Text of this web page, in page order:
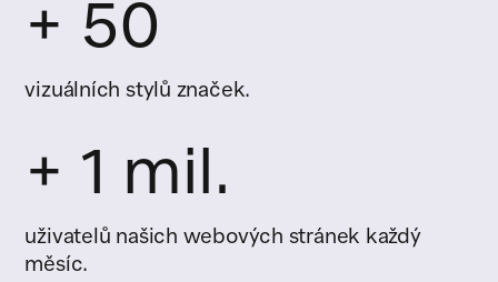
+ 50
vizuálních stylů značek.
+ 1 mil.
uživatelů našich webových stránek každý
měsíc.